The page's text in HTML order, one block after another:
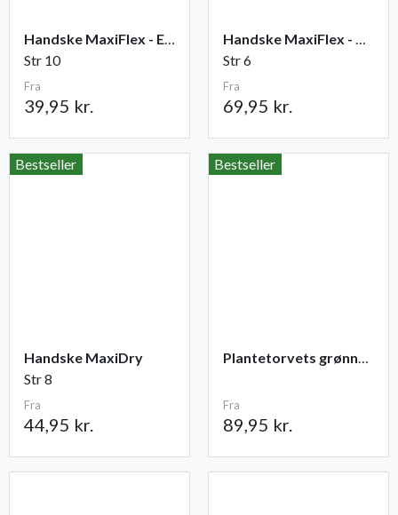
Handske MaxiFlex - Elite
Str 10
Fra
39,95 kr.
Handske MaxiFlex - Cut
Str 6
Fra
69,95 kr.
Bestseller
Handske MaxiDry
Str 8
Fra
44,95 kr.
Bestseller
Plantetorvets grønne vandingspose 75 liter
Fra
89,95 kr.